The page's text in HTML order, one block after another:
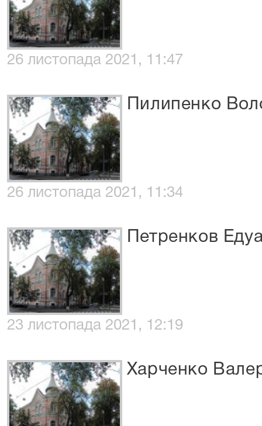
26 листопада 2021, 11:47
Пилипенко
26 листопада 2021, 11:34
Петренков
23 листопада 2021, 12:19
Харченко